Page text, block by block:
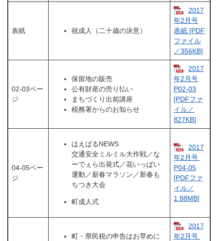
表紙 祝成人（二十歳の決意）
2017
年2月号
表紙​​ [PDF
ファイル
／356KB]
02-03ペー
ジ
保留地の販売
公有財産の売り払い
まちづくり出前講座
税務署からのお知らせ
2017
年2月号
P02-03​
[PDFファ
イル／
827KB]
04-05ペー
ジ
はえばるNEWS
交通安全ミルミル大作戦／な
ーでぇら出発式／花いっぱい
運動／新春マラソン／新春も
ちつき大会
町成人式
2017
年2月号 ​
P04-05
[PDFファ
イル／
1.88MB]
町・県民税の申告はお早めに
2017
年2月号 ​